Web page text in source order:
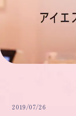
2019/07/26